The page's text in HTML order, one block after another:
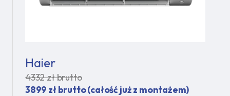
Haier
4332 zł brutto
3899 zł brutto (całość już z montażem)